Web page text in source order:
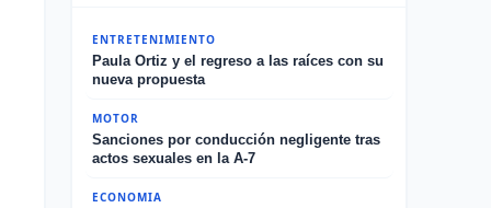
ENTRETENIMIENTO
Paula Ortiz y el regreso a las raíces con su
nueva propuesta
MOTOR
Sanciones por conducción negligente tras
actos sexuales en la A-7
ECONOMIA